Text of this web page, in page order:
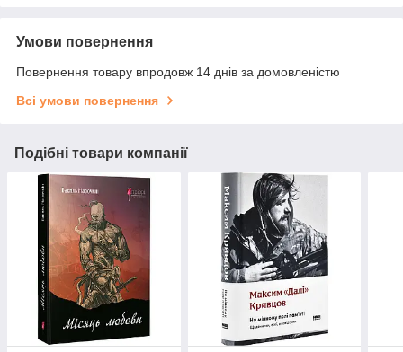
Умови повернення
Повернення товару впродовж 14 днів за домовленістю
Всі умови повернення
Подібні товари компанії